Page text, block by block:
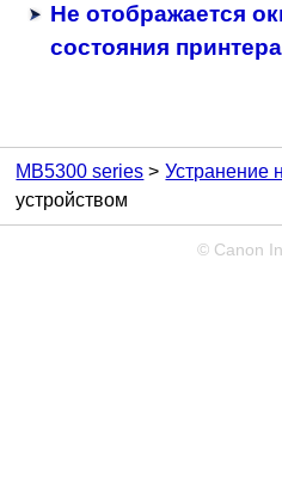
Не отображается
состояния принтера
MB5300 series Устранение
устройством
© Canon